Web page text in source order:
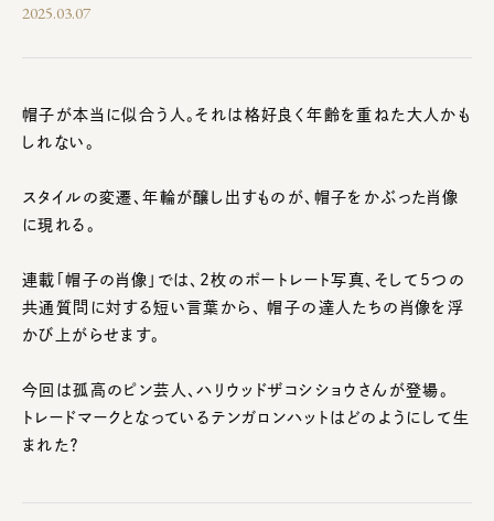
2025.03.07
帽子が本当に似合う人。それは格好良く年齢を重ねた大人かも
しれない。
スタイルの変遷、年輪が醸し出すものが、帽子をかぶった肖像
に現れる。
連載「帽子の肖像」では、2枚のポートレート写真、そして5つの
共通質問に対する短い言葉から、 帽子の達人たちの肖像を浮
かび上がらせます。
今回は孤高のピン芸人、ハリウッドザコシショウさんが登場。
トレードマークとなっているテンガロンハットはどのようにして生
まれた？